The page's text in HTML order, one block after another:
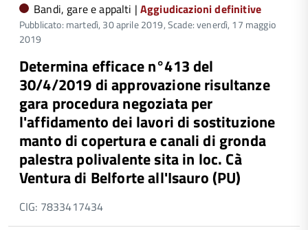
Bandi, gare e appalti |Aggiudicazioni definitive
Pubblicato: martedì, 30 aprile 2019,Scade: venerdì, 17 maggio
2019
Determina efficace n°413 del
30/4/2019 di approvazione risultanze
gara procedura negoziata per
l'affidamento dei lavori di sostituzione
manto di copertura e canali di gronda
palestra polivalente sita in loc. Cà
Ventura di Belforte all'Isauro (PU)
CIG: 7833417434